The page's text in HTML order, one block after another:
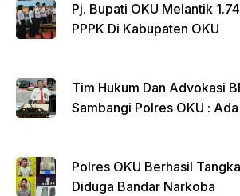
Pj. Bupati OKU Melantik
PPPK Di Kabupaten OKU
Tim Hukum Dan Advokasi
Sambangi Polres OKU :
Polres OKU Berhasil
Diduga Bandar Narkoba